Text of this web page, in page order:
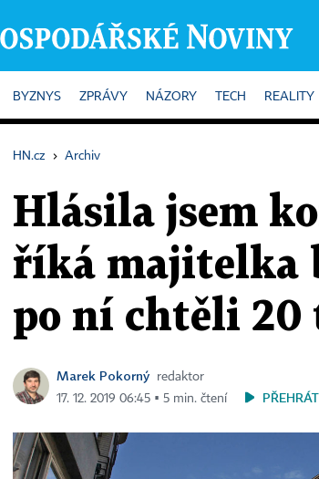
HOME
BYZNYS ZPRÁVY NÁZORY TECH REALITY
HN.cz › Archiv
Hlásila jsem
říká majitelka
po ní chtěli 20
Marek Pokorný
redaktor
17. 12. 2019 06:45 ▪ 5 min. čtení